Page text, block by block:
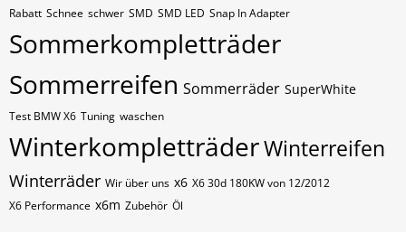
Rabatt Schnee schwer SMD SMD LED Snap In Adapter
Sommerkompletträder
Sommerreifen Sommerräder SuperWhite
Test BMW X6 Tuning waschen
WinterkompletträderWinterreifen
Winterräder Wir über uns x6 X6 30d 180KW von 12/2012
X6 Performance x6m Zubehör Öl